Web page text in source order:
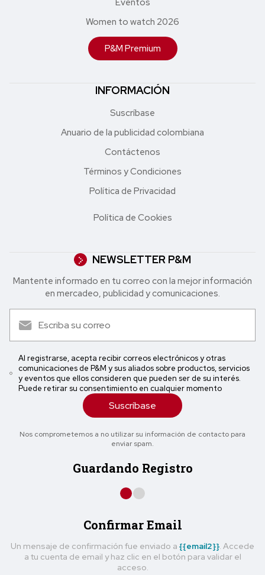
Women to watch 2026
P&M Premium
INFORMACIÓN
Suscríbase
Anuario de la publicidad colombiana
Contáctenos
Términos y Condiciones
Política de Privacidad
Política de Cookies
NEWSLETTER P&M
Mantente informado en tu correo con la mejor in formación
en mercadeo, publicidad y comunicaciones.
Al registrarse, acepta recibir correos electrónicos y otras
comunicaciones de P&M y sus aliados sobre productos, servicios
y eventos que ellos consideren que pueden ser de su interés.
Puede retirar su consentimiento en cualquier momento
Suscríbase
Nos comprometemos a no utilizar su información de contacto para
enviar spam.
Guardando Registro
Confirmar Email
Un mensaje de confirmación fue enviado a {{email2}} . Accede
a tu cuenta de email y haz clic en el botón para validar el
acceso.